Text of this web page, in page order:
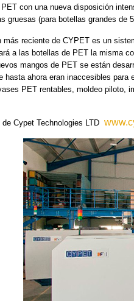
con una nueva disposición
gruesas (para botellas grandes de
más reciente de CYPET es un
a las botellas de PET la misma
mangos de PET se están
hasta ahora eran inaccesibles
PET rentables, moldeo piloto,
Cypet Technologies LTD